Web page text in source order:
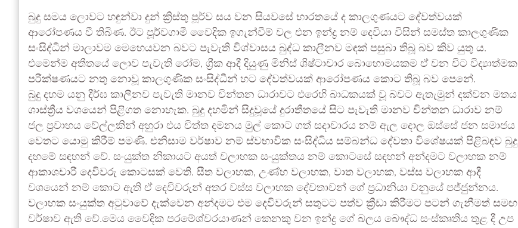
බුදු සමය ලොවට හඳුන්වා දුන් ක්‍රිස්තු පූර්ව සය වන සියවසේ භාරතයේ ද කාලගුණයට දේවත්වයක්
ආරෝපණය වී තිබිණ. ඊට පූර්වගාමී වෛදික ඉගැන්වීම් වල එන ඉන්ද්‍ර නම් දෙවියා විසින් සමස්ත කාලගුණික
සංසිද්ධීන් මාලාවම මෙහෙයවන බවට පැවැති විශ්වාසය බුද්ධ කාලීනව මඳක් පසුබා තිබූ බව කිව යුතු ය.
එමෙන්ම අතීතයේ ලොව පැවැති රෝම, ග්‍රීක ආදී දියුණු මිනිස් ශිෂ්ටාචාර බොහොමයකම ඒ වන විට විද්‍යාත්මක
පරීක්ෂණයට නතු නොවූ කාලගුණික සංසිද්ධීන් හට දේවත්වයක් ආරෝපණය කොට තිබූ බව පෙනේ.
බුදු දහම යනු දීර්ඝ කාලීනව පැවැති මානව චින්තන ධාරාවට එරෙහි බාධකයක් වූ බවට ඇතැමුන් දක්වන මතය
ශාස්ත්‍රීය වශයෙන් පිළිගත නොහැක. බුදු දහමින් සිදුවූයේ දුරාතීතයේ සිට පැවැති මානව චින්තන ධාරාව නම්
ජල ප්‍රවාහය වේල්ලකින් අහුරා එය චිත්ත දමනය මුල් කොට ගත් සදාචාරය නම් ඇල දොල ඔස්සේ ජන සමාජය
වෙතට යොමු කිරීම් පමණි. එනිසාම වර්ෂාව නම් ස්වභාවික සංසිද්ධිය සම්බන්ධ දේවතා විශේෂයක් පිළිබඳව බුදු
දහමේ සඳහන් වේ. සංයුක්ත නිකායට අයත් වලාහක සංයුක්තය නම් කොටසේ සඳහන් අන්දමට වලාහක නම්
ආකාශචාරී දෙවිවරු කොටසක් වෙති. සීත වලාහක, උණ්හ වලාහක, වාත වලාහක, වස්ස වලාහක ආදී
වශයෙන් නම් කොට ඇති ඒ දෙවිවරුන් අතර වස්ස වලාහක දේවතාවන් ගේ ප්‍රධානියා වනුයේ පජ්ජුන්නය.
වලාහක සංයුක්ත අටුවාවේ දැක්වෙන අන්දමට එම දෙවිවරුන් සතුටට පත්ව ක්‍රීඩා කිරීමට පටන් ගැනීමත් සමඟ
වර්ෂාව ඇති වේ.මෙය වෛදික පරමේශ්වරයාණන් කෙනකු වන ඉන්ද්‍ර ගේ බලය බෞද්ධ සංස්කෘතිය තුළ දී උප